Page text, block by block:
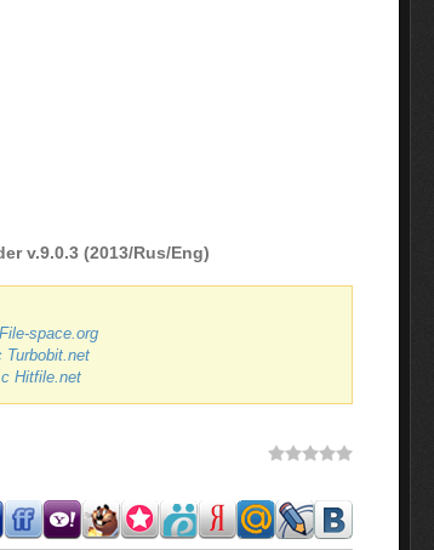
v.9.0.3 (2013/Rus/Eng)
space.org
Hitfile.net